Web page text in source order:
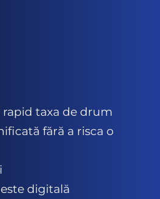
taxa de drum
fără a risca o
digitală